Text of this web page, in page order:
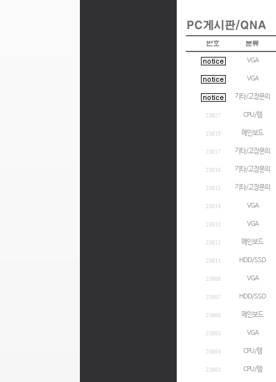
VGA
VGA
기타/고장문의
23827 CPU/램
23819 메인보드
23817 기타/고장문의
23816 기타/고장문의
23815 기타/고장문의
23814 VGA
23813 VGA
23812 메인보드
23811 HDD/SSD
23808 VGA
23807 HDD/SSD
23806 메인보드
23805 VGA
23804 CPU/램
23803 CPU/램